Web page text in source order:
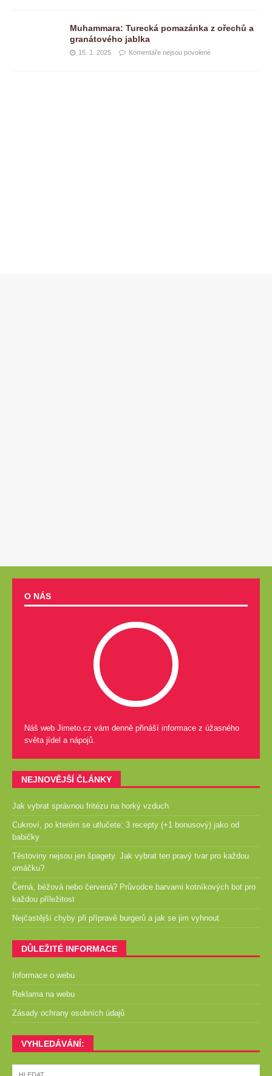
Muhammara: Turecká pomazánka z ořechů a
granátového jablka
15. 1. 2025 Komentáře nejsou povolené
O NÁS
Náš web Jimeto.cz vám denně přináší informace z úžasného
světa jídel a nápojů.
NEJNOVĚJŠÍ ČLÁNKY
Jak vybrat správnou fritézu na horký vzduch
Cukroví, po kterém se utlučete: 3 recepty (+1 bonusový) jako od
babičky
Těstoviny nejsou jen špagety. Jak vybrat ten pravý tvar pro každou
omáčku?
Černá, béžová nebo červená? Průvodce barvami kotníkových bot pro
každou příležitost
Nejčastější chyby při přípravě burgerů a jak se jim vyhnout
DŮLEŽITÉ INFORMACE
Informace o webu
Reklama na webu
Zásady ochrany osobních údajů
VYHLEDÁVÁNÍ: